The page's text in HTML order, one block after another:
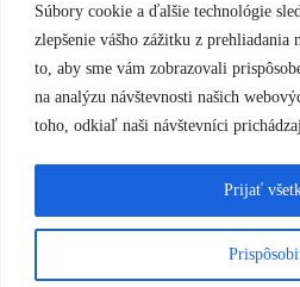
Súbory cookie a ďalšie technológie
zlepšenie vášho zážitku z prehliadania
to, aby sme vám zobrazovali
na analýzu návštevnosti našich
toho, odkiaľ naši návštevníci
Prijať
Text správy